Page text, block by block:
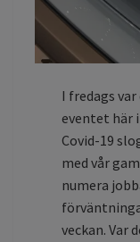
I fredags
eventet här
Covid-19
med vår
numera
veckan. Var